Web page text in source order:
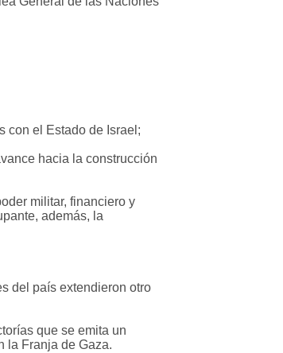
con el Estado de Israel;
hacia la construcción
militar, financiero y
además, la
del país extendieron otro
que se emita un
la Franja de Gaza.